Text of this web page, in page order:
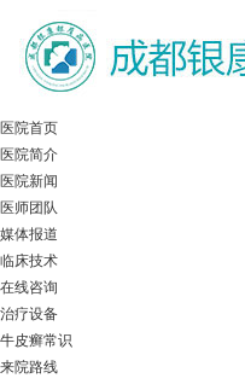
医院首页
医院简介
医院新闻
医师团队
媒体报道
临床技术
在线咨询
治疗设备
牛皮癣常识
来院路线